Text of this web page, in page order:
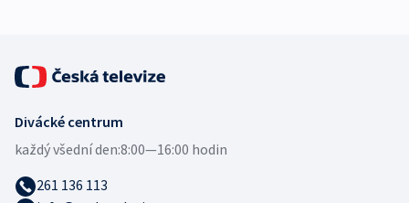
Divácké centrum
každý všední den:8:00—16:00 hodin
261 136 113